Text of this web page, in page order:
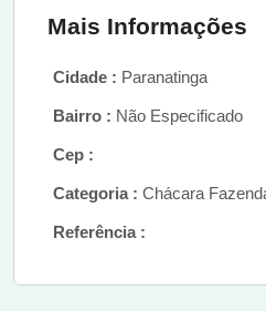
Mais Informações
Cidade : Paranatinga
Bairro : Não Especificado
Cep :
Categoria : Chácara
Referência :